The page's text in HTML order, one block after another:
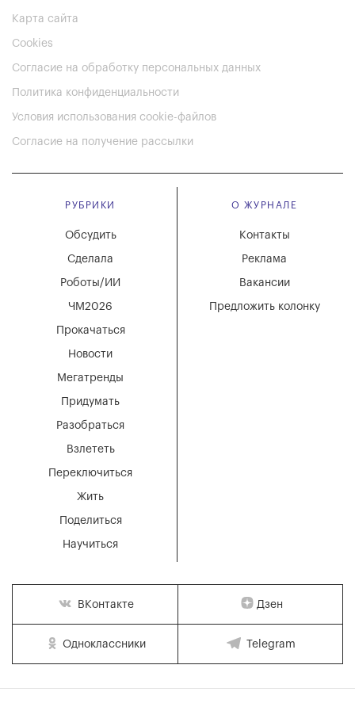
Карта сайта
Cookies
Согласие на обработку персональных данных
Политика конфиденциальности
Условия использования cookie-файлов
Согласие на получение рассылки
РУБРИКИ
Мегатренды
Придумать
Разобраться
Взлететь
Новости
Переключиться
Жить
Поделиться
Научиться
Обсудить
Сделала
Роботы/ИИ
ЧМ2026
Прокачаться
О ЖУРНАЛЕ
Вакансии
Реклама
Контакты
Предложить колонку
ВКонтакте Дзен
Одноклассники Telegram